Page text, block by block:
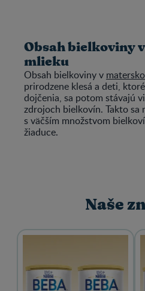
Obsah bielkoviny
mlieku
Obsah bielkoviny v
prirodzene klesá a deti,
dojčenia, sa potom stávajú
zdrojoch bielkovín. Takto
s väčším množstvom
žiaduce.
Naše